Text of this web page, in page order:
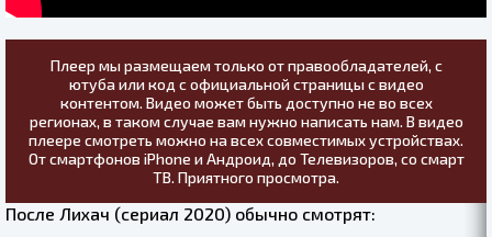
Плеер мы размещаем только от правообладателей, с
ютуба или код с официальной страницы с видео
контентом. Видео может быть доступно не во всех
регионах, в таком случае вам нужно написать нам. В видео
плеере смотреть можно на всех совместимых устройствах.
От смартфонов iPhone и Андроид, до Телевизоров, со смарт
ТВ. Приятного просмотра.
После Лихач (сериал 2020) обычно смотрят: